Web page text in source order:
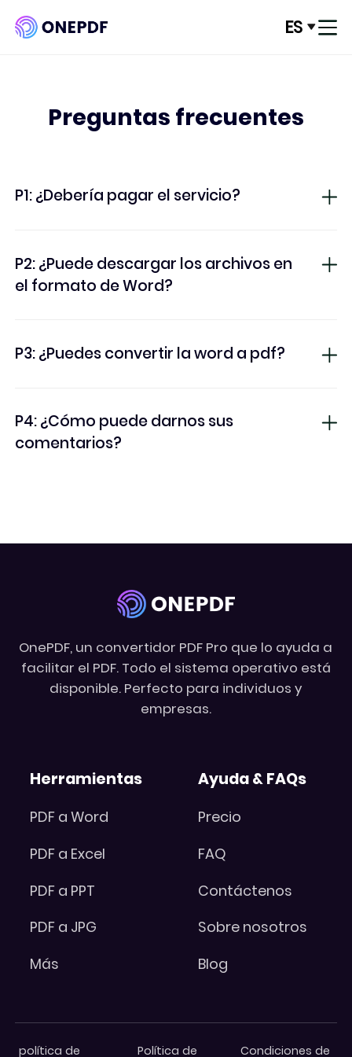
ES
PDF Optimze
Editar PDF
Convertidor pdf
Preguntas frecuentes
P1: ¿Debería pagar el servicio?
P2: ¿Puede descargar los archivos en
el formato de Word?
P3: ¿Puedes convertir la word a pdf?
P4: ¿Cómo puede darnos sus
comentarios?
OnePDF, un convertidor PDF Pro que lo ayuda a
facilitar el PDF. Todo el sistema operativo está
disponible. Perfecto para individuos y
empresas.
Herramientas
PDF a Word
PDF a Excel
PDF a PPT
PDF a JPG
Más
Ayuda & FAQs
Precio
FAQ
Contáctenos
Sobre nosotros
Blog
política de Política de Condiciones de